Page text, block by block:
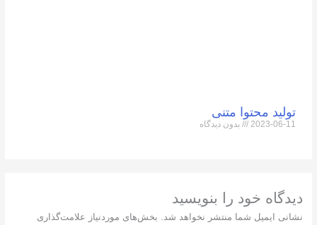
تولید محتوا متنی
2023-06-11 بدون دیدگاه
دیدگاه‌ خود را بنویسید
نشانی ایمیل شما منتشر نخواهد شد. بخش‌های موردنیاز علامت‌گذاری